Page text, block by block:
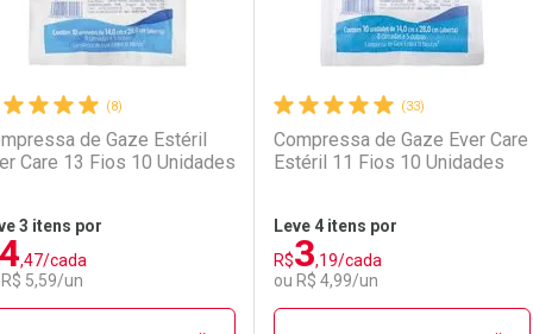
Ativar Desconto
2 unidades
Por R$ 47,50/cada
Ativar Desconto
Comprar 3 unidades
Por R$ 3,19/cada
(8)
de Gaze Estéril
Care 13 Fios 10 Unidades
3 itens por
4,47/cada
5,59/un
(33)
Compressa de Gaze Ever Care
Estéril 11 Fios 10 Unidades
Leve 4 itens por
R$3,19/cada
ou R$ 4,99/un